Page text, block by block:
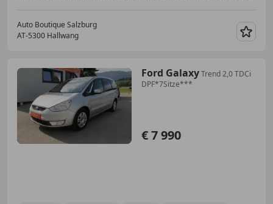
Auto Boutique Salzburg
AT-5300 Hallwang
Ford GalaxyTrend 2,0 TDCi
DPF*7Sitze***
€ 7 990